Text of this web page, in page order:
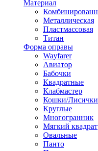
Материал
Металлическая
Пластмассовая
Титан
Форма оправы
Wayfarer
Авиатор
Бабочки
Квадратные
Клабмастер
Кошки/Лисички
Круглые
Многогранник
Мягкий квадрат
Овальные
Панто